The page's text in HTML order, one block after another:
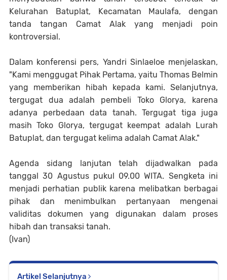
Kelurahan Batuplat, Kecamatan Maulafa, dengan
tanda tangan Camat Alak yang menjadi poin
kontroversial.
Dalam konferensi pers, Yandri Sinlaeloe menjelaskan,
"Kami menggugat Pihak Pertama, yaitu Thomas Belmin
yang memberikan hibah kepada kami. Selanjutnya,
tergugat dua adalah pembeli Toko Glorya, karena
adanya perbedaan data tanah. Tergugat tiga juga
masih Toko Glorya, tergugat keempat adalah Lurah
Batuplat, dan tergugat kelima adalah Camat Alak."
Agenda sidang lanjutan telah dijadwalkan pada
tanggal 30 Agustus pukul 09.00 WITA. Sengketa ini
menjadi perhatian publik karena melibatkan berbagai
pihak dan menimbulkan pertanyaan mengenai
validitas dokumen yang digunakan dalam proses
hibah dan transaksi tanah.
(Ivan)
Artikel Selanjutnya